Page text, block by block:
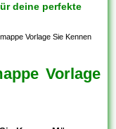
deine perfekte
Vorlage Sie Kennen
Vorlage